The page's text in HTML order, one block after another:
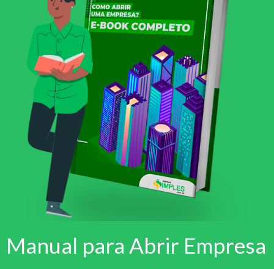
Manual para Abrir Empresa